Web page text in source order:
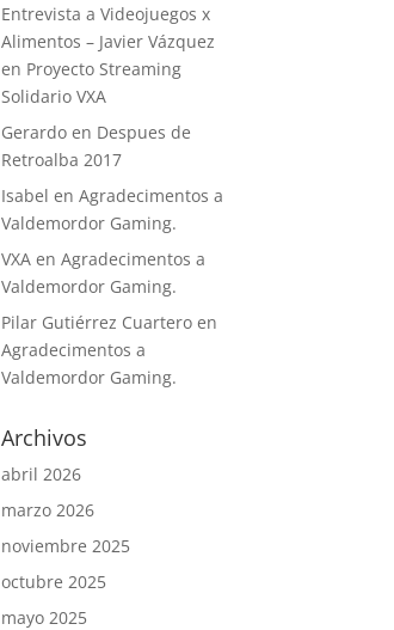
Entrevista a Videojuegos x
Alimentos – Javier Vázquez
en Proyecto Streaming
Solidario VXA
Gerardo en Despues de
Retroalba 2017
Isabel enAgradecimentos a
Valdemordor Gaming.
VXA enAgradecimentos a
Valdemordor Gaming.
Pilar Gutiérrez Cuartero en
Agradecimentos a
Valdemordor Gaming.
Archivos
abril 2026
marzo 2026
noviembre 2025
octubre 2025
mayo 2025